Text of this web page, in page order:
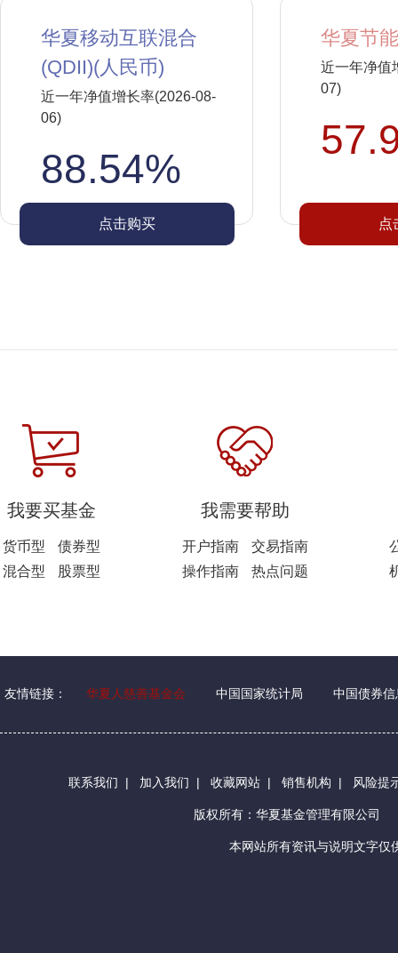
华夏移动互联混合
(QDII)(人民币)
近一年净值增长率(2026-08-
06)
88.54%
点击购买
华夏节
近一年净值
07)
点
我要买基金
货币型
债券型
混合型
股票型
我需要帮助
开户指南
交易指南
操作指南
热点问题
友情链接： 华夏人慈善基金会 中国国家统计局 中国债券信
联系我们 | 加入我们 | 收藏网站 | 销售机构 | 风险提
版权所有：华夏基金管理有限公司
本网站所有资讯与说明文字仅